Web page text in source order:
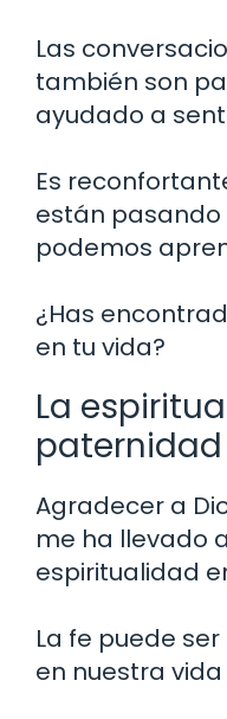
Las
también son
ayudado a
Es
están pasando
podemos
¿Has
en tu vida?
La
paternidad
Agradecer a
me ha llevado
espiritualidad
La fe puede
en nuestra